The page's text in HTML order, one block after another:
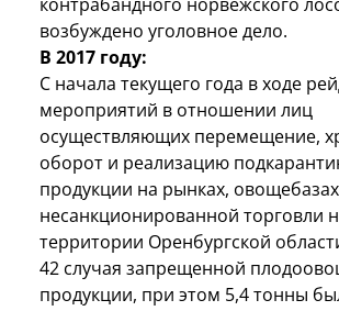
возбуждено уголовное дело.
В 2017 году:
С начала текущего года в ходе
мероприятий в отношении лиц
осуществляющих перемещение,
оборот и реализацию
продукции на рынках,
несанкционированной торговли
территории Оренбургской
42 случая запрещенной
продукции, при этом 5,4 тонны